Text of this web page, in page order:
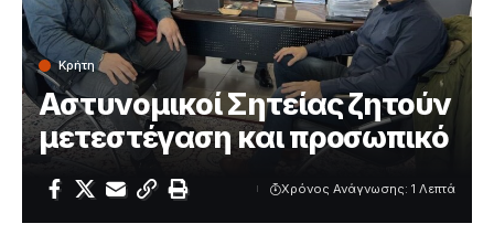
Κρήτη
Αστυνομικοί Σητείας ζητούν
μετεστέγαση και προσωπικό
Χρόνος Ανάγνωσης: 1 Λεπτά